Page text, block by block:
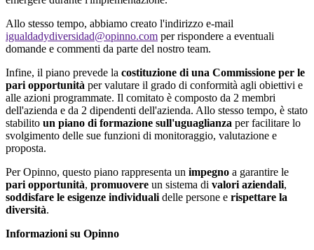
Allo stesso tempo, abbiamo creato l'indirizzo e-mail
igualdadydiversidad@opinno.com per rispondere a eventuali
domande e commenti da parte del nostro team.
Infine, il piano prevede la costituzione di una Commissione per le
pari opportunità per valutare il grado di conformità agli obiettivi e
alle azioni programmate. Il comitato è composto da 2 membri
dell'azienda e da 2 dipendenti dell'azienda. Allo stesso tempo, è stato
stabilito un piano di formazione sull'uguaglianza per facilitare lo
svolgimento delle sue funzioni di monitoraggio, valutazione e
proposta.
Per Opinno, questo piano rappresenta un impegno a garantire le
pari opportunità, promuovere un sistema di valori aziendali,
soddisfare le esigenze individuali delle persone e rispettare la
diversità.
Informazioni su Opinno